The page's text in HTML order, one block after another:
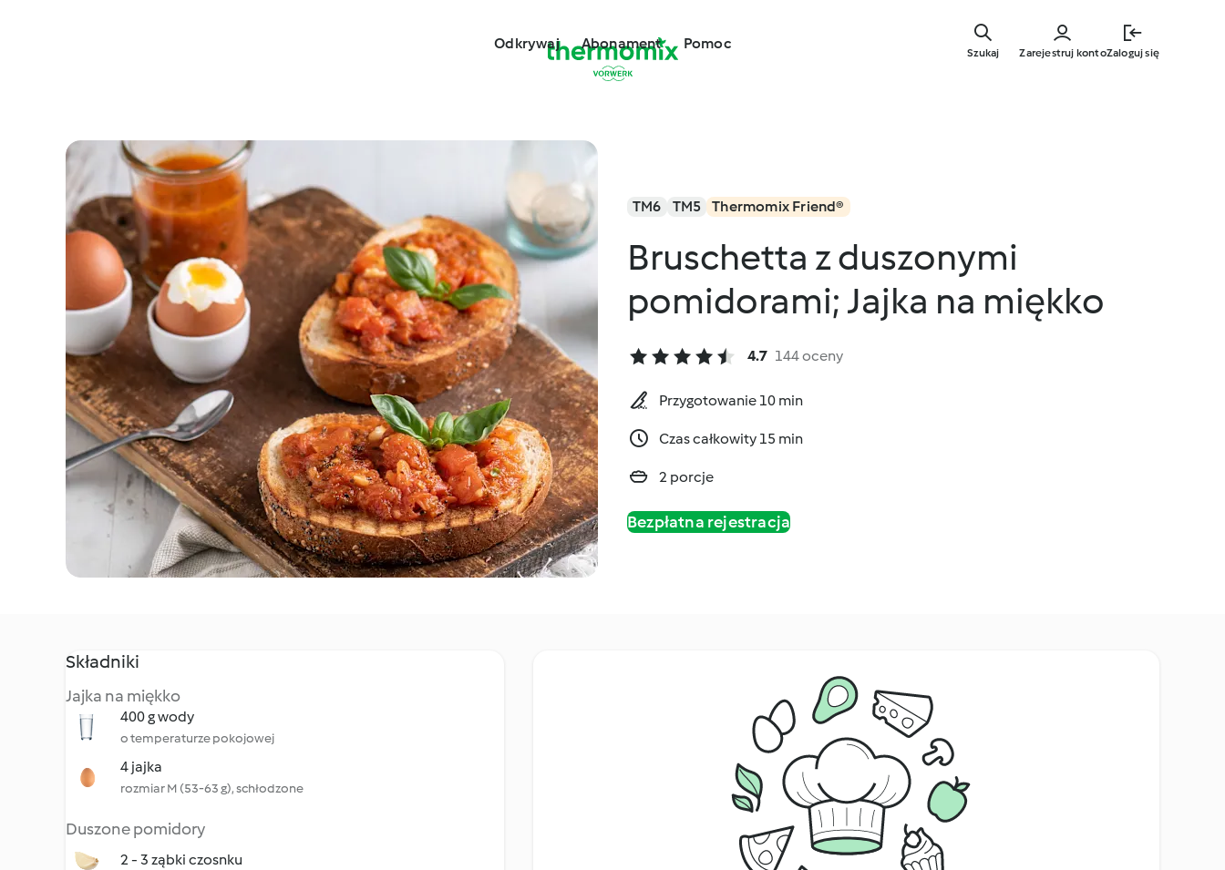
głównej
Odkrywaj Abonament Pomoc
Zarejestruj kontoZaloguj się
Szukaj
TM6 TM5 Thermomix Friend®
Bruschetta z duszonymi
pomidorami; Jajka na miękko
4.7 144 oceny
Przygotowanie 10 min
Czas całkowity 15 min
2 porcje
Bezpłatna rejestracja
Składniki
Jajka na miękko
400 g wody
o temperaturze pokojowej
4 jajka
rozmiar M (53-63 g), schłodzone
Duszone pomidory
2 - 3 ząbki czosnku